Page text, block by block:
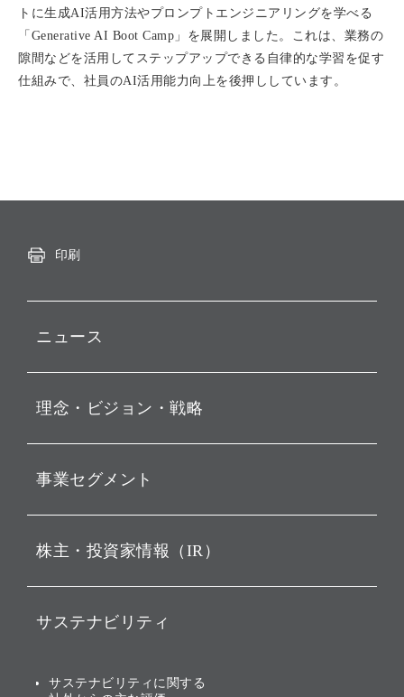
トに生成AI活用方法やプロンプトエンジニアリングを学べる
「Generative AI Boot Camp」を展開しました。これは、業務の
隙間などを活用してステップアップできる自律的な学習を促す
仕組みで、社員のAI活用能力向上を後押ししています。
印刷
ニュース
お知らせ
動画配信
理念・ビジョン・戦略
経営理念
ビジョン
戦略
バリュー
ソフトバンクグループの歩
事業セグメント
ソフトバンク・ビジョン・
その他
株主・投資家情報（IR）
IRカレンダー
サステナビリティ
サステナビリティに関する